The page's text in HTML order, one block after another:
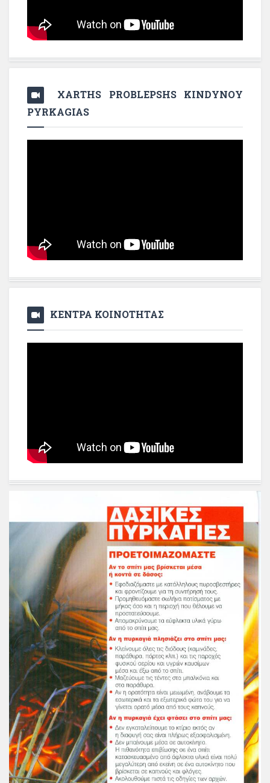
XARTHS PROBLEPSHS KINDYNOY
PYRKAGIAS
ΚΕΝΤΡΑ ΚΟΙΝΟΤΗΤΑΣ